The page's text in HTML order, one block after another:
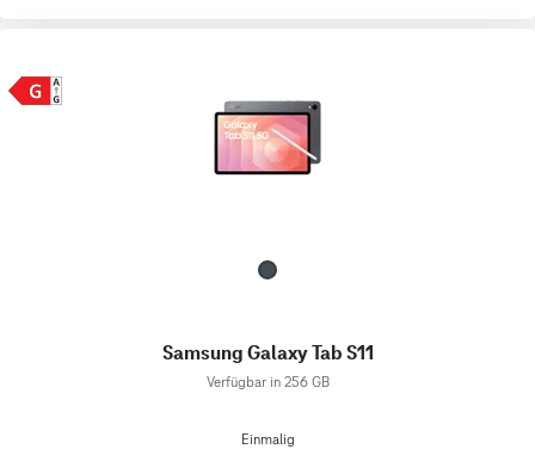
Samsung Galaxy Tab S11
Verfügbar in 256 GB
Einmalig